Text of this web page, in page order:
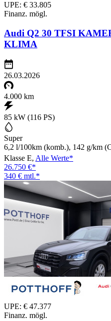
UPE: € 33.805
Finanz. mögl.
Audi Q2 30 TFSI
KLIMA
26.03.2026
4.000 km
85 kW (116 PS)
Super
6,2 l/100km (komb.), 142 g/km
Klasse E, Alle Werte*
26.750 €*
340 € mtl.*
UPE: € 47.377
Finanz. mögl.